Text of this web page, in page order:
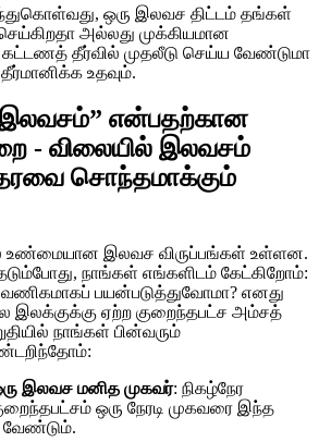
ஒரு இலவச திட்டம் தங்கள்
அல்லது முக்கியமான
தீர்வில் முதலீடு செய்ய வேண்டுமா
உதவும்.
என்பதற்கான
- விலையில் இலவசம்
சொந்தமாக்கும்
உண்மையான இலவச விருப்பங்கள் உள்ளன.
நாங்கள் எங்களிடம் கேட்கிறோம்:
பயன்படுத்துவோமா? எனது
ஏற்ற குறைந்தபட்ச அம்சத்
நாங்கள் பின்வரும்
இலவச மனித முகவர்: நிகழ்நேர
ஒரு நேரடி முகவரை இந்த
வேண்டும்.